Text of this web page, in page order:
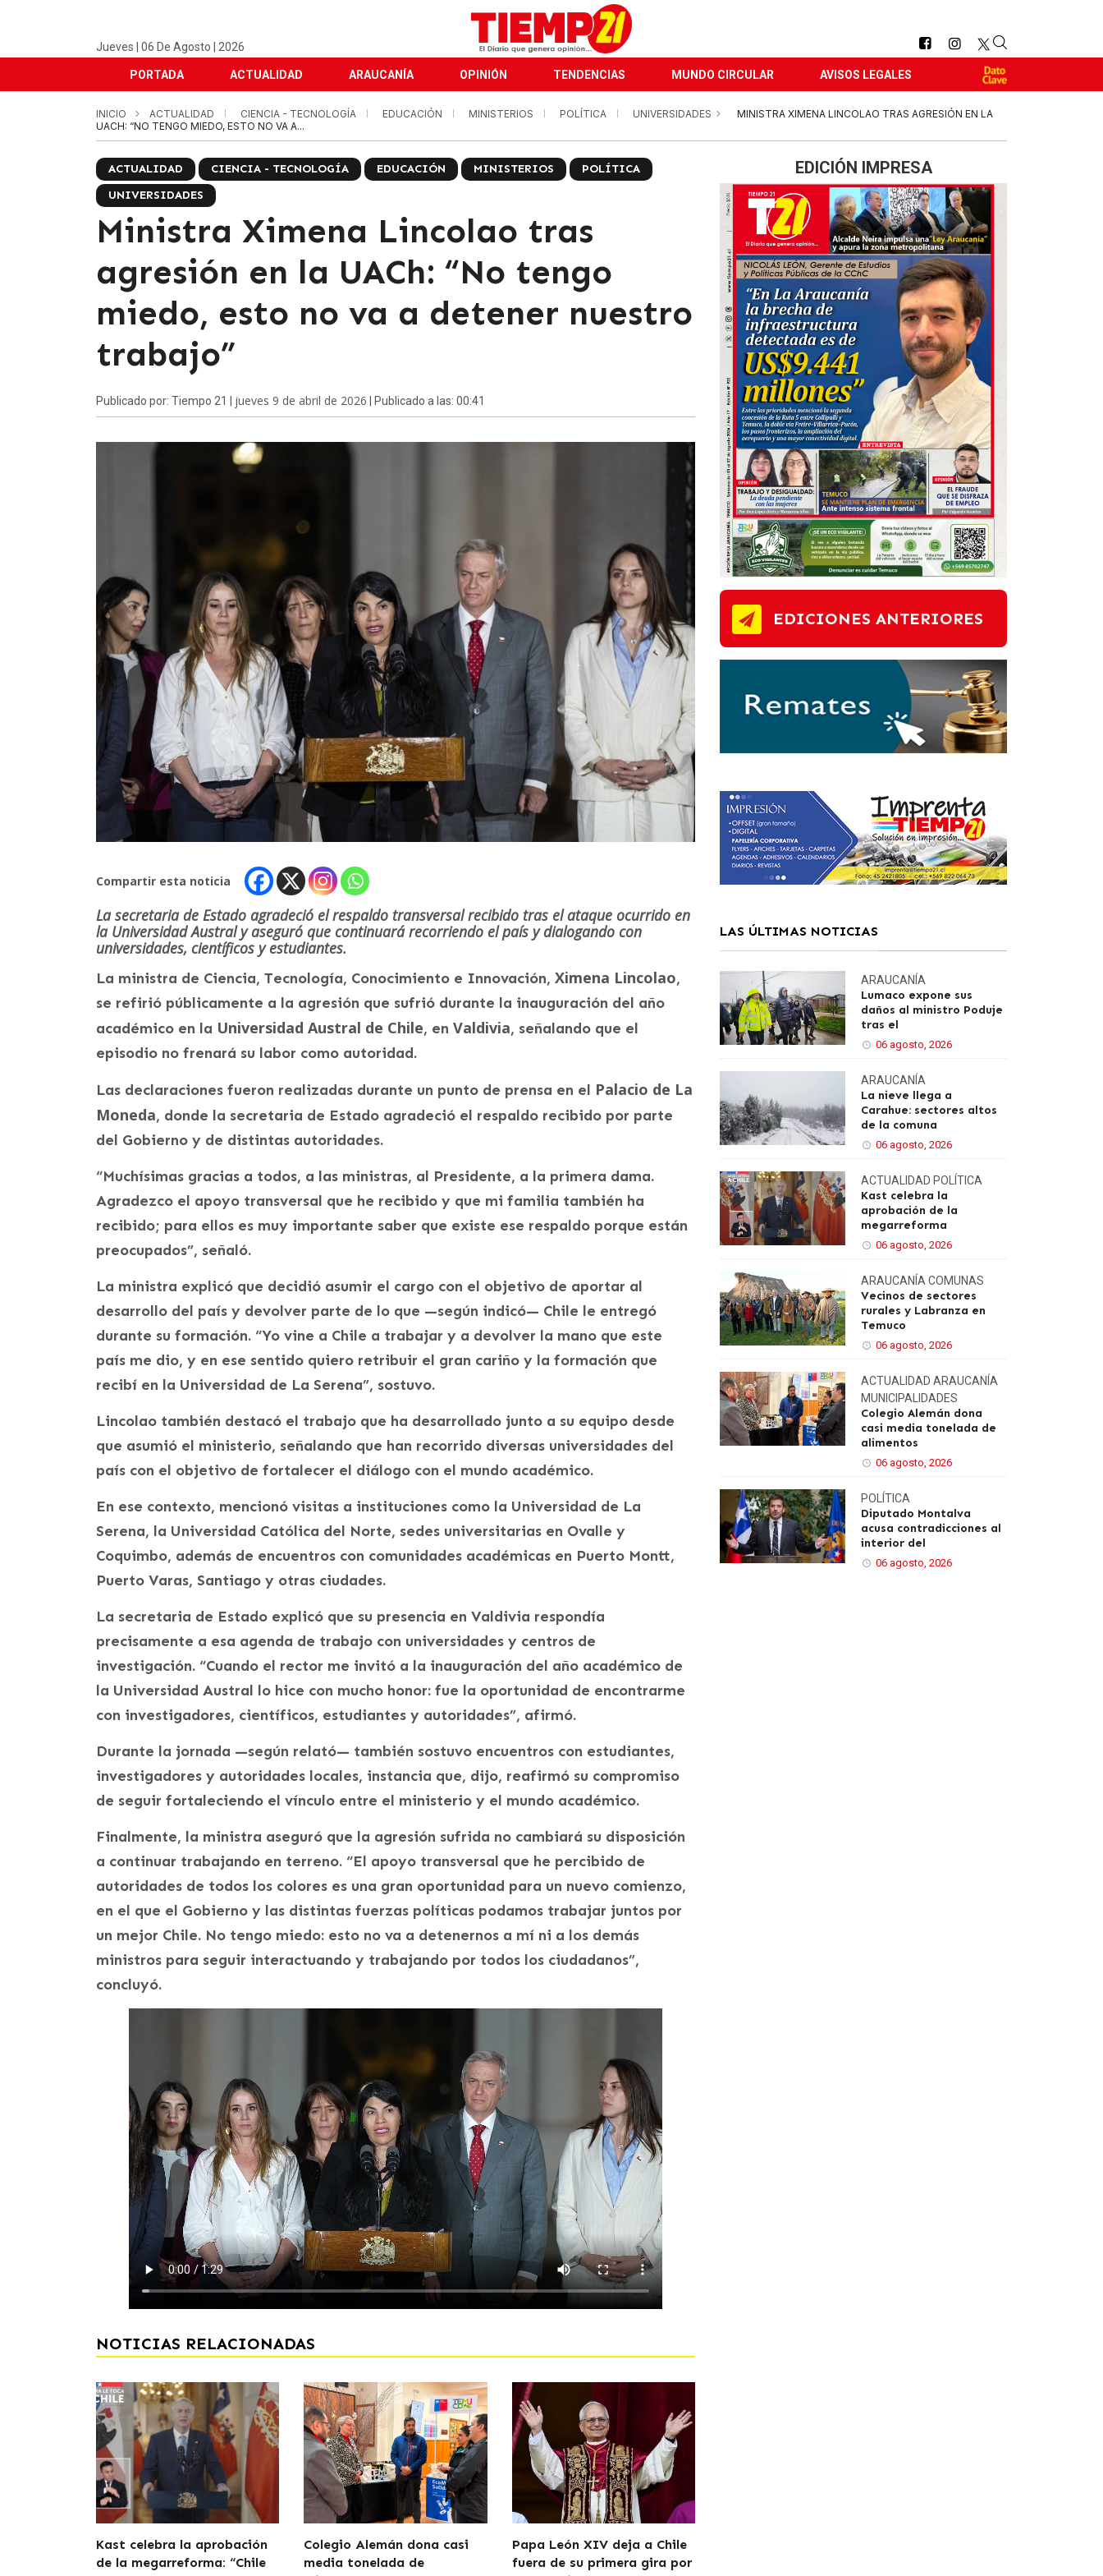
Jueves | 06 De Agosto | 2026
PORTADA ACTUALIDAD ARAUCANÍA OPINIÓN TENDENCIAS MUNDO CIRCULAR AVISOS LEGALES
INICIO ACTUALIDAD CIENCIA - TECNOLOGÍA EDUCACIÓN MINISTERIOS POLÍTICA UNIVERSIDADES
MINISTRA XIMENA LINCOLAO TRAS AGRESIÓN EN LA
UACH: “NO TENGO MIEDO, ESTO NO VA A...
ACTUALIDAD CIENCIA - TECNOLOGÍA EDUCACIÓN MINISTERIOS
POLÍTICA
UNIVERSIDADES
Ministra Ximena Lincolao tras
agresión en la UACh: “No tengo
miedo, esto no va a detener nuestro
trabajo”
Publicado por: Tiempo 21 | jueves 9 de abril de 2026 | Publicado a las: 00:41
Compartir esta noticia
La secretaria de Estado agradeció el respaldo transversal recibido tras el ataque ocurrido en
la Universidad Austral y aseguró que continuará recorriendo el país y dialogando con
universidades, científicos y estudiantes.
La ministra de Ciencia, Tecnología, Conocimiento e Innovación, Ximena Lincolao,
se refirió públicamente a la agresión que sufrió durante la inauguración del año
académico en la Universidad Austral de Chile, en Valdivia, señalando que el
episodio no frenará su labor como autoridad.
Las declaraciones fueron realizadas durante un punto de prensa en el Palacio de La
Moneda, donde la secretaria de Estado agradeció el respaldo recibido por parte
del Gobierno y de distintas autoridades.
“Muchísimas gracias a todos, a las ministras, al Presidente, a la primera dama.
Agradezco el apoyo transversal que he recibido y que mi familia también ha
recibido; para ellos es muy importante saber que existe ese respaldo porque están
preocupados”, señaló.
La ministra explicó que decidió asumir el cargo con el objetivo de aportar al
desarrollo del país y devolver parte de lo que —según indicó— Chile le entregó
durante su formación. “Yo vine a Chile a trabajar y a devolver la mano que este
país me dio, y en ese sentido quiero retribuir el gran cariño y la formación que
recibí en la Universidad de La Serena”, sostuvo.
Lincolao también destacó el trabajo que ha desarrollado junto a su equipo desde
que asumió el ministerio, señalando que han recorrido diversas universidades del
país con el objetivo de fortalecer el diálogo con el mundo académico.
En ese contexto, mencionó visitas a instituciones como la Universidad de La
Serena, la Universidad Católica del Norte, sedes universitarias en Ovalle y
Coquimbo, además de encuentros con comunidades académicas en Puerto Montt,
Puerto Varas, Santiago y otras ciudades.
La secretaria de Estado explicó que su presencia en Valdivia respondía
precisamente a esa agenda de trabajo con universidades y centros de
investigación. “Cuando el rector me invitó a la inauguración del año académico de
la Universidad Austral lo hice con mucho honor: fue la oportunidad de encontrarme
con investigadores, científicos, estudiantes y autoridades”, afirmó.
Durante la jornada —según relató— también sostuvo encuentros con estudiantes,
investigadores y autoridades locales, instancia que, dijo, reafirmó su compromiso
de seguir fortaleciendo el vínculo entre el ministerio y el mundo académico.
Finalmente, la ministra aseguró que la agresión sufrida no cambiará su disposición
a continuar trabajando en terreno. “El apoyo transversal que he percibido de
autoridades de todos los colores es una gran oportunidad para un nuevo comienzo,
en el que el Gobierno y las distintas fuerzas políticas podamos trabajar juntos por
un mejor Chile. No tengo miedo: esto no va a detenernos a mí ni a los demás
ministros para seguir interactuando y trabajando por todos los ciudadanos”,
concluyó.
NOTICIAS RELACIONADAS
Kast celebra la aprobación
de la megarreforma: “Chile
Colegio Alemán dona casi
media tonelada de
Papa León XIV deja a Chile
fuera de su primera gira por
EDICIÓN IMPRESA
EDICIONES ANTERIORES
LAS ÚLTIMAS NOTICIAS
ARAUCANÍA
Lumaco expone sus
daños al ministro Poduje
tras el
06 agosto, 2026
ARAUCANÍA
La nieve llega a
Carahue: sectores altos
de la comuna
06 agosto, 2026
ACTUALIDAD POLÍTICA
Kast celebra la
aprobación de la
megarreforma
06 agosto, 2026
ARAUCANÍA COMUNAS
Vecinos de sectores
rurales y Labranza en
Temuco
06 agosto, 2026
ACTUALIDAD ARAUCANÍA
MUNICIPALIDADES
Colegio Alemán dona
casi media tonelada de
alimentos
06 agosto, 2026
POLÍTICA
Diputado Montalva
acusa contradicciones al
interior del
06 agosto, 2026